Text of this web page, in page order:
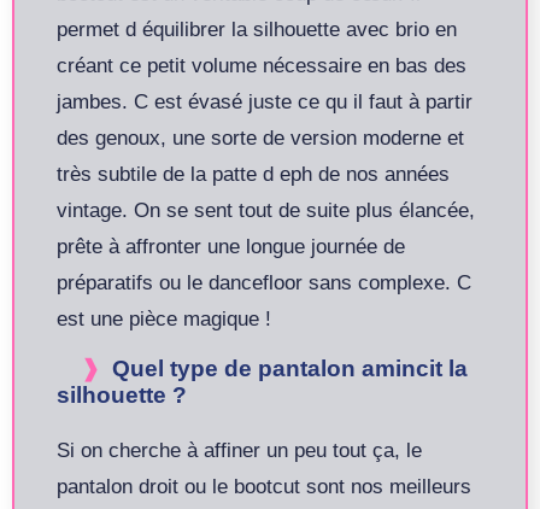
permet d équilibrer la silhouette avec brio en
créant ce petit volume nécessaire en bas des
jambes. C est évasé juste ce qu il faut à partir
des genoux, une sorte de version moderne et
très subtile de la patte d eph de nos années
vintage. On se sent tout de suite plus élancée,
prête à affronter une longue journée de
préparatifs ou le dancefloor sans complexe. C
est une pièce magique !
Quel type de pantalon amincit la
silhouette ?
Si on cherche à affiner un peu tout ça, le
pantalon droit ou le bootcut sont nos meilleurs